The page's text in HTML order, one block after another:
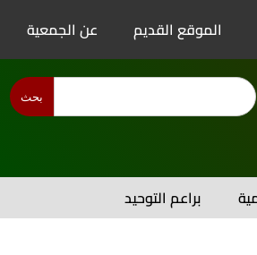
الموقع القديم عن الجمعية
بحث
براعم التوحيد